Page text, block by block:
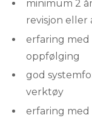
minimum 2
revisjon eller
erfaring
oppfølging
god
verktøy
erfaring